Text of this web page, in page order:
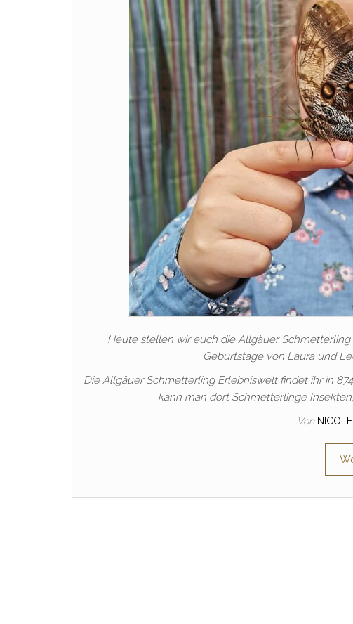
Heute stellen wir euch die Allgäuer
Geburtstage von Laura und
Die Allgäuer Schmetterling Erlebniswelt findet ihr in
kann man dort Schmetterlinge
Von NICOLE